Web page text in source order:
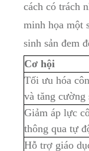
cách có trách
minh họa một
sinh sản đem
Cơ hội
Tối ưu hóa
và tăng cường
Giảm áp lực
thông qua tự
Hỗ trợ giáo